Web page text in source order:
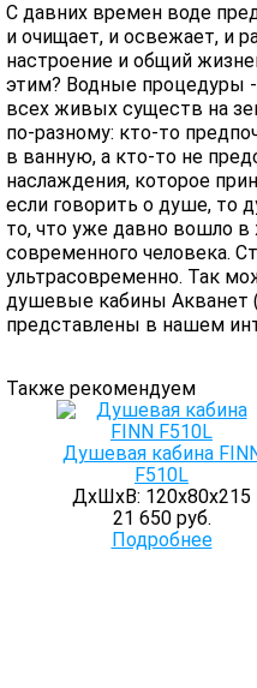
С давних времен воде
и очищает, и освежает, и
настроение и общий
этим? Водные процедуры -
всех живых существ на
по-разному: кто-то
в ванную, а кто-то не
наслаждения, которое
если говорить о душе, то
то, что уже давно вошло
современного человека.
ультрасовременно. Так
душевые кабины Акванет
представлены в нашем
Также рекомендуем
Душевая кабина
F510L
ДхШхВ: 120х80х215
21 650 руб.
Подробнее